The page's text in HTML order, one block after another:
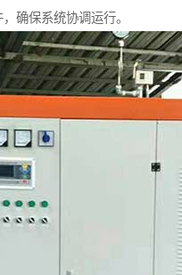
确保系统协调运行。